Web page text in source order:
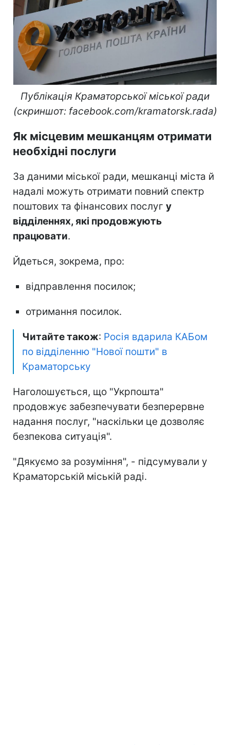
Публікація Краматорської міської ради
(скриншот: facebook.com/kramatorsk.rada)
Як місцевим мешканцям отримати
необхідні послуги
За даними міської ради, мешканці міста й
надалі можуть отримати повний спектр
поштових та фінансових послуг у
відділеннях, які продовжують
працювати.
Йдеться, зокрема, про:
відправлення посилок;
отримання посилок.
Читайте також: Росія вдарила КАБом
по відділенню "Нової пошти" в
Краматорську
Наголошується, що "Укрпошта"
продовжує забезпечувати безперервне
надання послуг, "наскільки це дозволяє
безпекова ситуація".
"Дякуємо за розуміння", - підсумували у
Краматорській міській раді.